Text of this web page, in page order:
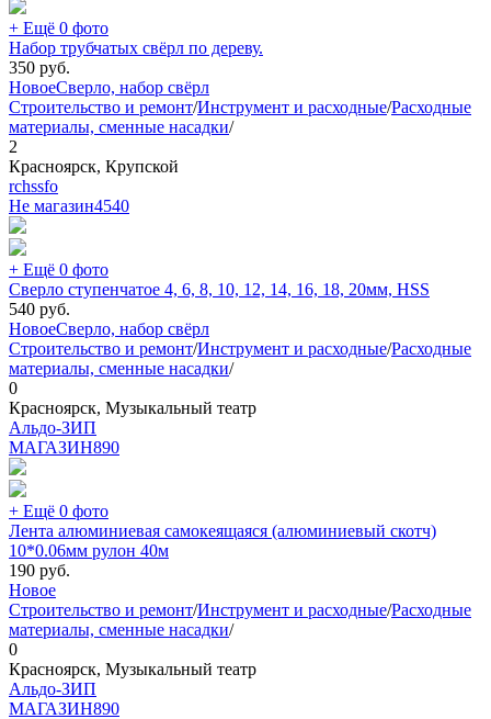
+ Ещё 0 фото
Набор трубчатых свёрл по дереву.
350 руб.
НовоеСверло, набор свёрл
Строительство и ремонт/Инструмент и расходные/Расходные
материалы, сменные насадки/
2
Красноярск, Крупской
rchssfo
Не магазин4540
+ Ещё 0 фото
Сверло ступенчатое 4, 6, 8, 10, 12, 14, 16, 18, 20мм, HSS
540 руб.
НовоеСверло, набор свёрл
Строительство и ремонт/Инструмент и расходные/Расходные
материалы, сменные насадки/
0
Красноярск, Музыкальный театр
Альдо-ЗИП
МАГАЗИН890
+ Ещё 0 фото
Лента алюминиевая самокеящаяся (алюминиевый скотч)
10*0.06мм рулон 40м
190 руб.
Новое
Строительство и ремонт/Инструмент и расходные/Расходные
материалы, сменные насадки/
0
Красноярск, Музыкальный театр
Альдо-ЗИП
МАГАЗИН890